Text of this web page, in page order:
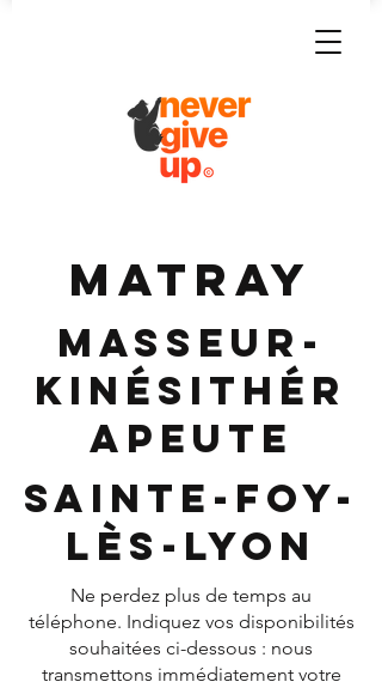
MATRAY
Masseur-
Kinésithér
apeute
Sainte-Foy-
lès-Lyon
Ne perdez plus de temps au
téléphone. Indiquez vos disponibilités
souhaitées ci-dessous : nous
transmettons immédiatement votre